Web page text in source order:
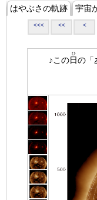
はやぶさの軌跡 宇宙
<<< << <
♪この日
ひ
の「